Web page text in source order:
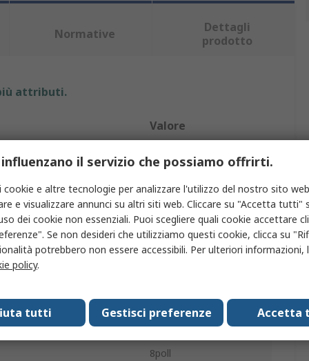
Normative
Dettagli
prodotto
attributi.
Valore
Gap Pad termico
0.125poll
termica 2W/mK
commerciale TGP 2000
Silicone
8poll
il servizio che possiamo offrirti.
cookie e altre tecnologie per analizzare l'utilizzo del nostro sito
e visualizzare annunci su altri siti web. Cliccare su "Accetta tutti"
dei cookie non essenziali. Puoi scegliere quali cookie accettare
Se non desideri che utilizziamo questi cookie, clicca su
potrebbero non essere accessibili. Per ulteriori informazioni,
policy.
Accetta
Gestisci preferenze
tutti